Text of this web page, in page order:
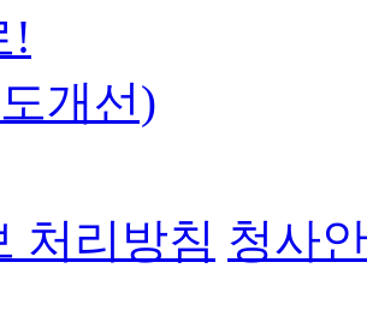
!
개선)
처리방침 청사